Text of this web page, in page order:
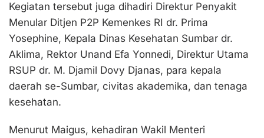
Kegiatan tersebut juga dihadiri Direktur Penyakit
Menular Ditjen P2P Kemenkes RI dr. Prima
Yosephine, Kepala Dinas Kesehatan Sumbar dr.
Aklima, Rektor Unand Efa Yonnedi, Direktur Utama
RSUP dr. M. Djamil Dovy Djanas, para kepala
daerah se-Sumbar, civitas akademika, dan tenaga
kesehatan.
Menurut Maigus, kehadiran Wakil Menteri